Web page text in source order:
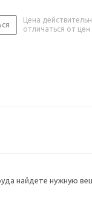
Цена
отличаться от
найдете нужную